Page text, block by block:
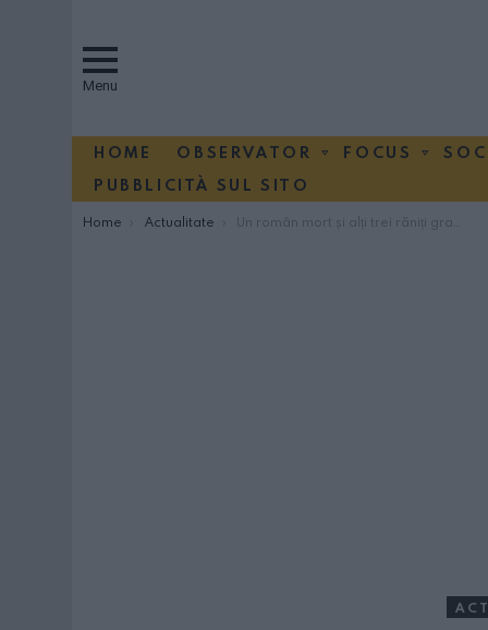
Menu
HOME OBSERVATOR FOCUS
PUBBLICITÀ SUL SITO
You are here:
Home Actualitate Un român mort și alți trei răniți grav în urma unui accident petrecut în apropiere de Palermo